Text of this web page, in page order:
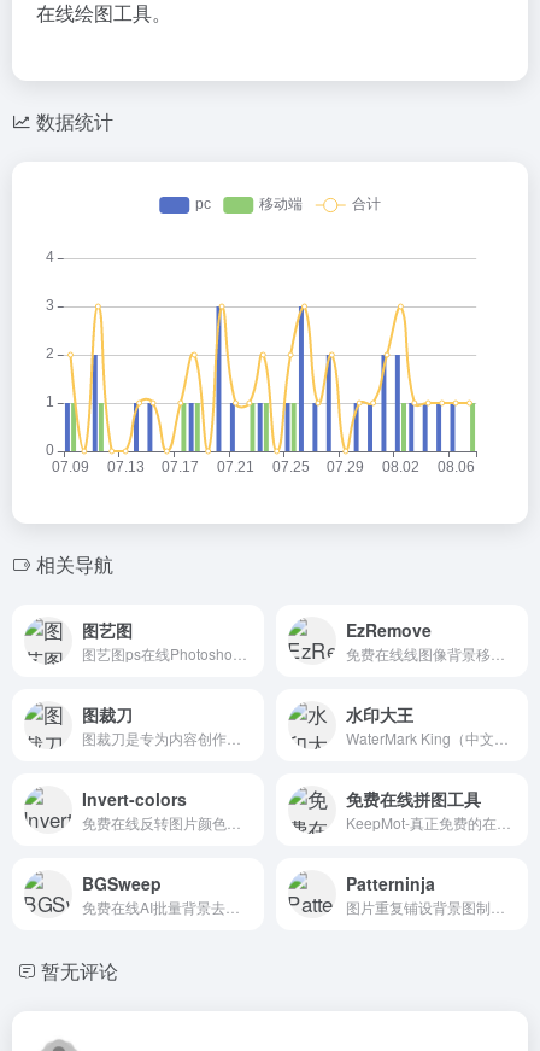
在线绘图工具。
数据统计
相关导航
图艺图 EzRemove
图裁刀 水印大王
Invert-colors 免费在线拼图工具
BGSweep Patterninja
暂无评论